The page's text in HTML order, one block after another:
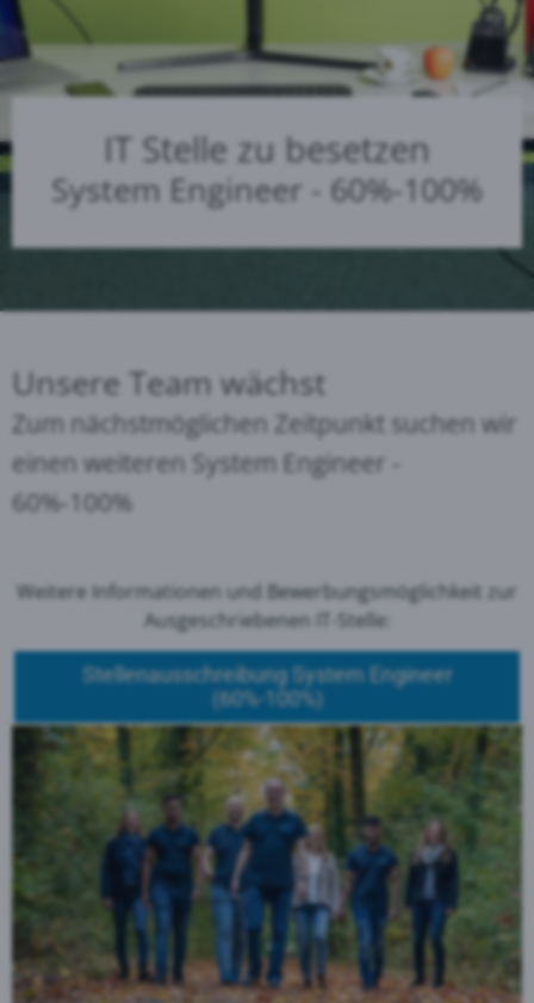
IT Stelle zu besetzen
System Engineer - 60%-100%
Unsere Team wächst
Zum nächstmöglichen Zeitpunkt suchen wir
einen weiteren System Engineer -
60%-100%
Weitere Informationen und Bewerbungsmöglichkeit zur
Ausgeschriebenen IT-Stelle:
Stellenausschreibung System Engineer
(60%-100%)